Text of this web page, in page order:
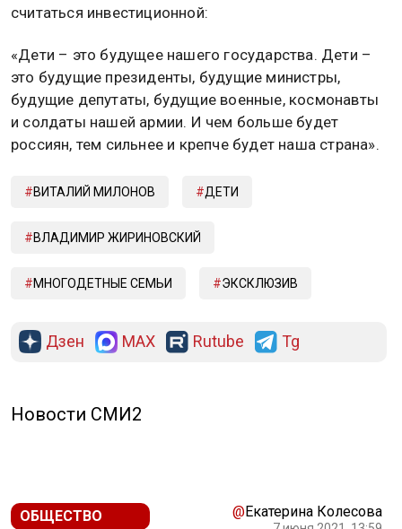
считаться инвестиционной:
«Дети – это будущее нашего государства. Дети –
это будущие президенты, будущие министры,
будущие депутаты, будущие военные, космонавты
и солдаты нашей армии. И чем больше будет
россиян, тем сильнее и крепче будет наша страна».
ВИТАЛИЙ МИЛОНОВ ДЕТИ
ВЛАДИМИР ЖИРИНОВСКИЙ
МНОГОДЕТНЫЕ СЕМЬИ ЭКСКЛЮЗИВ
Дзен MAX Rutube Tg
Новости СМИ2
ОБЩЕСТВО @Екатерина Колесова